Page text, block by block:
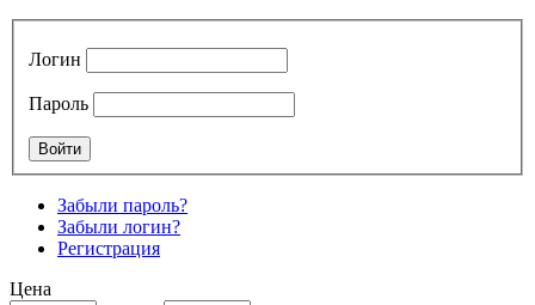
Логин
Пароль
Забыли пароль?
Забыли логин?
Регистрация
Цена